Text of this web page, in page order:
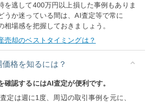
を逃して400万円以上損した事例もありま
うか迷っている間は、AI査定等で常に
相場感を把握しておきましょう。
売却のベストタイミングは？
格を知るには？
確認するにはAI査定が便利です。
定は週に1度、周辺の取引事例を元に、